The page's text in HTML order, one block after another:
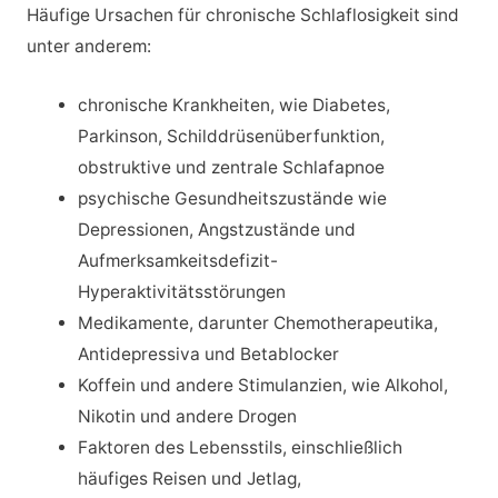
Häufige Ursachen für chronische Schlaflosigkeit sind
unter anderem:
chronische Krankheiten, wie Diabetes,
Parkinson, Schilddrüsenüberfunktion,
obstruktive und zentrale Schlafapnoe
psychische Gesundheitszustände wie
Depressionen, Angstzustände und
Aufmerksamkeitsdefizit-
Hyperaktivitätsstörungen
Medikamente, darunter Chemotherapeutika,
Antidepressiva und Betablocker
Koffein und andere Stimulanzien, wie Alkohol,
Nikotin und andere Drogen
Faktoren des Lebensstils, einschließlich
häufiges Reisen und Jetlag,